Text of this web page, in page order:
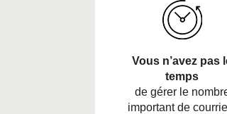
Vous n’avez pas
temps
de gérer le
important de